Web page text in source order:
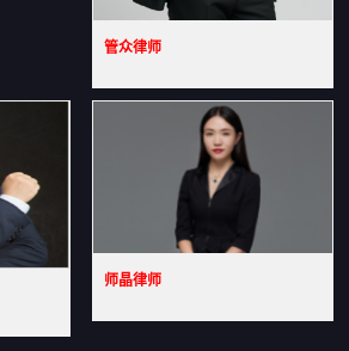
管众律师
师晶律师